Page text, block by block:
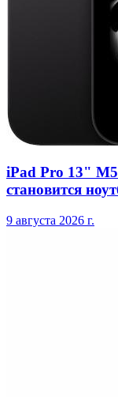
iPad Pro 13"
становится
9 августа 2026 г.